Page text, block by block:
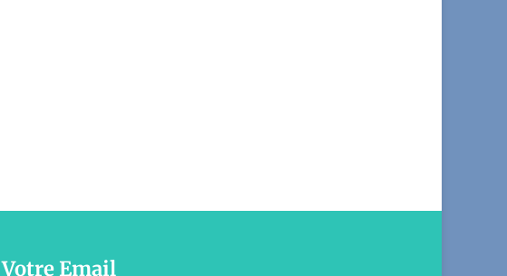
Votre Email